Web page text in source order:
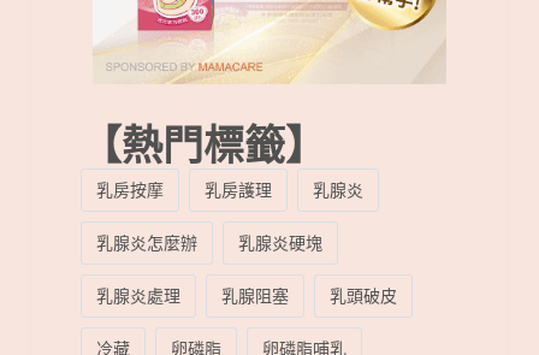
【熱門標籤】
乳房按摩 乳房護理
乳腺炎
乳腺炎怎麼辦
乳腺炎硬塊
乳腺炎處理
乳腺阻塞
乳頭破皮
冷藏
卵磷脂
卵磷脂哺乳